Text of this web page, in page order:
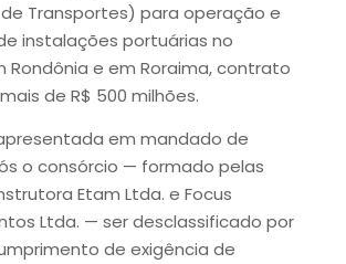
Transportes) para operação e
instalações portuárias no
Rondônia e em Roraima, contrato
de R$ 500 milhões.
em mandado de
o consórcio — formado pelas
Etam Ltda. e Focus
Ltda. — ser desclassificado por
de exigência de